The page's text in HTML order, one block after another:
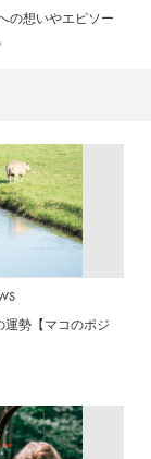
の想いやエピソー
運勢【マコのポジ